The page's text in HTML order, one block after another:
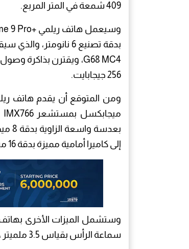
409 شمعة في المتر المربع.
256 جيجابايت.
إلى كاميرا أمامية مميزة بدقة 16 ميجابكسل تعمل مع تقنيات التعرف على الوجوه.
سماعة الرأس بقياس 3.5 ملميتر ، ومنفذ شحن USB -C 2.0، وشريح